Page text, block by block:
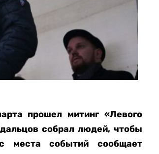
прошел митинг «Левого
собрал людей, чтобы
места событий сообщает